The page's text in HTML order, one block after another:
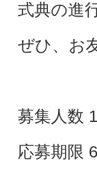
式典の進
ぜひ、お
募集人数
応募期限